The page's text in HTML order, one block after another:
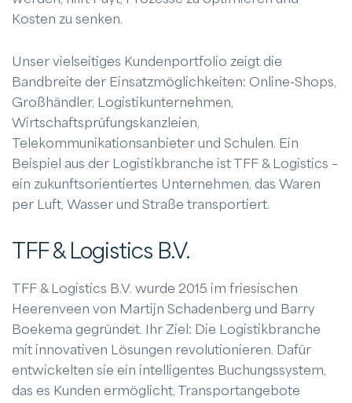
Kosten zu senken.
Unser vielseitiges Kundenportfolio zeigt die
Bandbreite der Einsatzmöglichkeiten: Online-Shops,
Großhändler, Logistikunternehmen,
Wirtschaftsprüfungskanzleien,
Telekommunikationsanbieter und Schulen. Ein
Beispiel aus der Logistikbranche ist TFF & Logistics –
ein zukunftsorientiertes Unternehmen, das Waren
per Luft, Wasser und Straße transportiert.
TFF & Logistics B.V.
TFF & Logistics B.V. wurde 2015 im friesischen
Heerenveen von Martijn Schadenberg und Barry
Boekema gegründet. Ihr Ziel: Die Logistikbranche
mit innovativen Lösungen revolutionieren. Dafür
entwickelten sie ein intelligentes Buchungssystem,
das es Kunden ermöglicht, Transportangebote